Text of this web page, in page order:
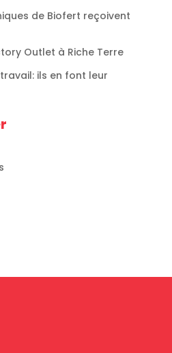
de Biofert reçoivent
Outlet à Riche Terre
ils en font leur